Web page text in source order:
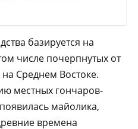
базируется на
числе почерпнутых от
Среднем Востоке.
местных гончаров-
майолика,
времена